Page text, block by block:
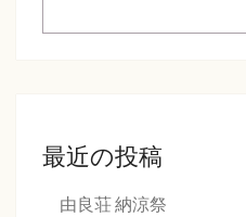
最近の投稿
由良荘 納涼祭